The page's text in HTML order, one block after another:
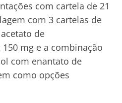
com cartela de 21
com 3 cartelas de
de
mg e a combinação
com enantato de
como opções